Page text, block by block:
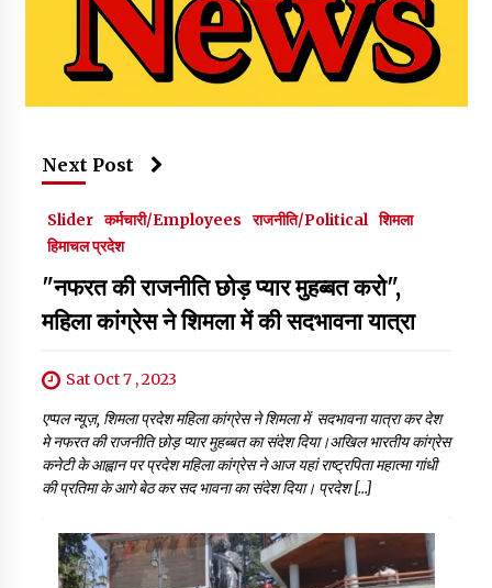
Next Post
Slider कर्मचारी/Employees राजनीति/Political शिमला
हिमाचल प्रदेश
"नफरत की राजनीति छोड़ प्यार मुहब्बत करो",
महिला कांग्रेस ने शिमला में की सदभावना यात्रा
Sat Oct 7 , 2023
एप्पल न्यूज़, शिमला प्रदेश महिला कांग्रेस ने शिमला में सदभावना यात्रा कर देश
मे नफरत की राजनीति छोड़ प्यार मुहब्बत का संदेश दिया।अखिल भारतीय कांग्रेस
कनेटी के आह्वान पर प्रदेश महिला कांग्रेस ने आज यहां राष्ट्रपिता महात्मा गांधी
की प्रतिमा के आगे बेठ कर सद भावना का संदेश दिया। प्रदेश […]